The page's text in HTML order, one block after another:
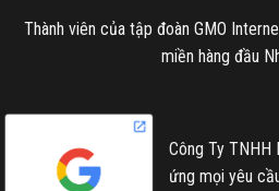
Thành viên của tập đoàn GMO
miền hàng đầu
Công Ty TNHH
ứng mọi yêu